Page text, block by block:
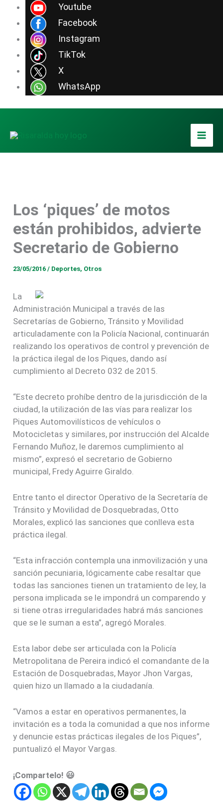
Youtube
Facebook
Instagram
TikTok
X
WhatsApp
contenido
??????????????
Los ‘piques’ de motos
están prohibidos, advierte
Secretario de Gobierno
23/05/2016/ Deportes, Otros
La
Administración Municipal a través de las
Secretarías de Gobierno, Tránsito y Movilidad
articuladamente con la Policía Nacional, continuarán
realizando los operativos de control y prevención de
la práctica ilegal de los Piques, dando así
cumplimiento al Decreto 032 de 2015.
“Este decreto prohíbe dentro de la jurisdicción de la
ciudad, la utilización de las vías para realizar los
Piques Automovilísticos de vehículos o
Motocicletas y similares, por instrucción del Alcalde
Fernando Muñoz, le daremos cumplimiento al
mismo”, expresó el secretario de Gobierno
municipal, Fredy Aguirre Giraldo.
Entre tanto el director Operativo de la Secretaría de
Tránsito y Movilidad de Dosquebradas, Otto
Morales, explicó las sanciones que conlleva esta
práctica ilegal.
“Esta infracción contempla una inmovilización y una
sanción pecuniaria, lógicamente cabe resaltar que
todas las sanciones tienen un tratamiento de ley, la
persona implicada se le impondrá un comparendo y
si tiene otras irregularidades habrá más sanciones
que se le suman a esta”, agregó Morales.
Esta labor debe ser articulada con la Policía
Metropolitana de Pereira indicó el comandante de la
Estación de Dosquebradas, Mayor Jhon Vargas,
quien hizo un llamado a la ciudadanía.
“Vamos a estar en operativos permanentes, la
invitación es a toda la comunidad a que nos informe
y denuncie estas prácticas ilegales de los Piques”,
puntualizó el Mayor Vargas.
¡Compartelo! 😃